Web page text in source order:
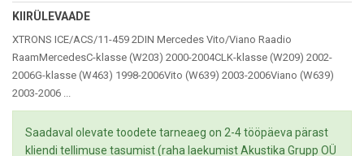
KIIRÜLEVAADE
XTRONS ICE/ACS/11-459 2DIN Mercedes Vito/Viano Raadio
RaamMercedesC-klasse (W203) 2000-2004CLK-klasse (W209) 2002-
2006G-klasse (W463) 1998-2006Vito (W639) 2003-2006Viano (W639)
2003-2006 ...
Saadaval olevate toodete tarneaeg on 2-4 tööpäeva pärast
kliendi tellimuse tasumist (raha laekumist Akustika Grupp OÜ